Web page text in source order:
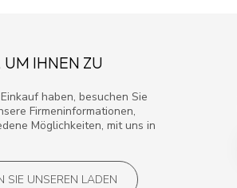
UM IHNEN ZU
haben, besuchen Sie
Firmeninformationen,
Möglichkeiten, mit uns in
SIE UNSEREN LADEN